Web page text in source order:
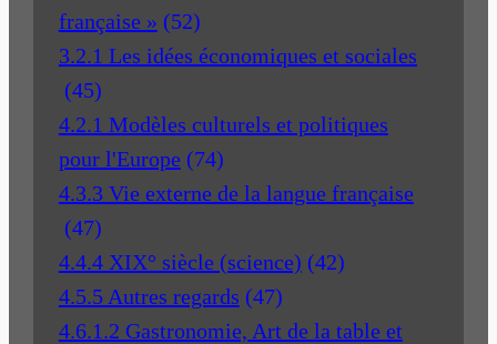
française » (52)
3.2.1 Les idées économiques et sociales
(45)
4.2.1 Modèles culturels et politiques
pour l'Europe (74)
4.3.3 Vie externe de la langue française
(47)
4.4.4 XIX° siècle (science) (42)
4.5.5 Autres regards (47)
4.6.1.2 Gastronomie, Art de la table et